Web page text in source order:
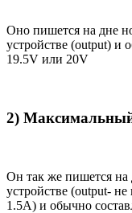
Оно пишется на дне
устройстве (output) и
19.5V или 20V
2)
Он так же пишется на
устройстве (output-
1.5A) и обычно